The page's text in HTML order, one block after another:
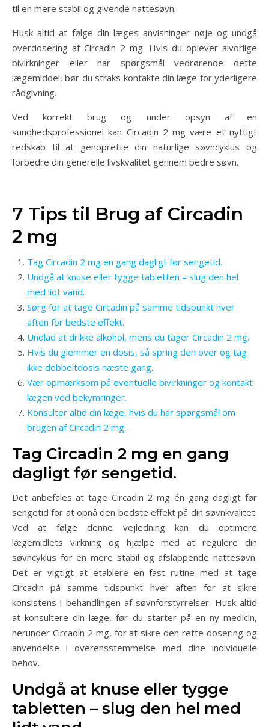
til en mere stabil og givende nattesøvn.
Husk altid at følge din læges anvisninger nøje og undgå
overdosering af Circadin 2 mg. Hvis du oplever alvorlige
bivirkninger eller har spørgsmål vedrørende dette
lægemiddel, bør du straks kontakte din læge for yderligere
rådgivning.
Ved korrekt brug og under opsyn af en
sundhedsprofessionel kan Circadin 2 mg være et nyttigt
redskab til at genoprette din naturlige søvncyklus og
forbedre din generelle livskvalitet gennem bedre søvn.
7 Tips til Brug af Circadin
2 mg
Tag Circadin 2 mg en gang dagligt før sengetid.
Undgå at knuse eller tygge tabletten – slug den hel
med lidt vand.
Sørg for at tage Circadin på samme tidspunkt hver
aften for bedste effekt.
Undlad at drikke alkohol, mens du tager Circadin 2 mg.
Hvis du glemmer en dosis, så spring den over og tag
ikke dobbeltdosis næste gang.
Vær opmærksom på eventuelle bivirkninger og kontakt
lægen ved bekymringer.
Konsulter altid din læge, hvis du har spørgsmål om
brugen af ​​Circadin 2 mg.
Tag Circadin 2 mg en gang
dagligt før sengetid.
Det anbefales at tage Circadin 2 mg én gang dagligt før
sengetid for at opnå den bedste effekt på din søvnkvalitet.
Ved at følge denne vejledning kan du optimere
lægemidlets virkning og hjælpe med at regulere din
søvncyklus for en mere stabil og afslappende nattesøvn.
Det er vigtigt at etablere en fast rutine med at tage
Circadin på samme tidspunkt hver aften for at sikre
konsistens i behandlingen af søvnforstyrrelser. Husk altid
at konsultere din læge, før du starter på en ny medicin,
herunder Circadin 2 mg, for at sikre den rette dosering og
anvendelse i overensstemmelse med dine individuelle
behov.
Undgå at knuse eller tygge
tabletten – slug den hel med